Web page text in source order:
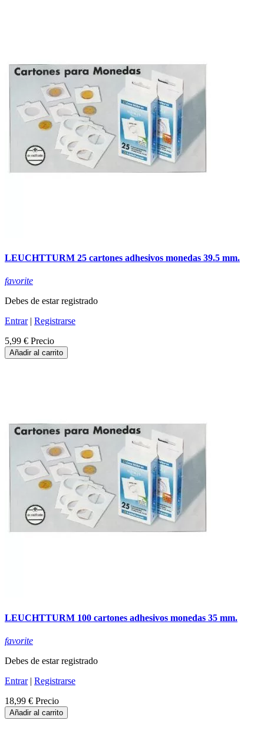
LEUCHTTURM 25 cartones adhesivos monedas 39.5 mm.
favorite
Debes de estar registrado
Entrar| Registrarse
5,99 € Precio
Añadir al carrito
LEUCHTTURM 100 cartones adhesivos monedas 35 mm.
favorite
Debes de estar registrado
Entrar| Registrarse
18,99 € Precio
Añadir al carrito